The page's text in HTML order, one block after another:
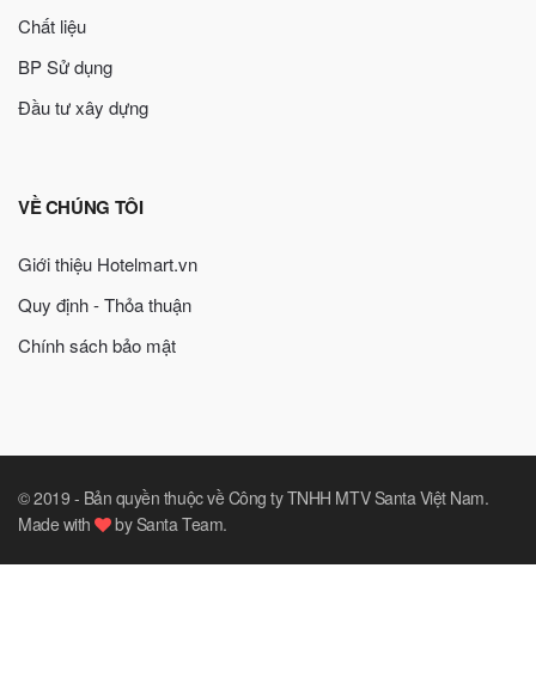
Chất liệu
BP Sử dụng
Đầu tư xây dựng
VỀ CHÚNG TÔI
Giới thiệu Hotelmart.vn
Quy định - Thỏa thuận
Chính sách bảo mật
© 2019 - Bản quyền thuộc về Công ty TNHH MTV Santa Việt Nam.
Made with
by Santa Team.